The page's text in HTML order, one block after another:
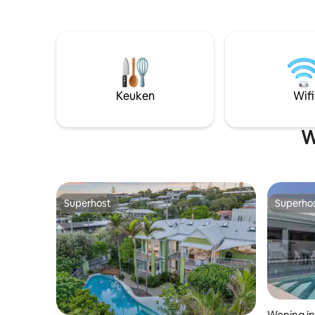
verwarmd zwembad, directe toegang
tot het zand, huisdiervriendelijk en
kinderen zijn meer dan welkom. Zak weg
in het verwarmde zwembad terwijl de
cafés en een spa. Dagtocht naar Noosa.
gifstoffen
biedt
kopen
Keuken Wifi
Superhost
Superhost